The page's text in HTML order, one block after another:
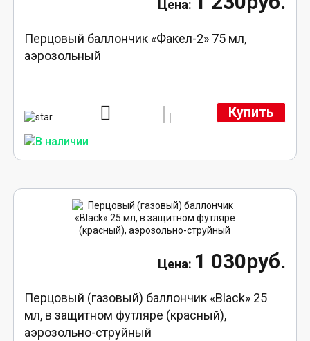
Перцовый баллончик «Факел-2» 75 мл,
аэрозольный
Купить
1 030руб.
Перцовый (газовый) баллончик «Black» 25
мл, в защитном футляре (красный),
аэрозольно-струйный